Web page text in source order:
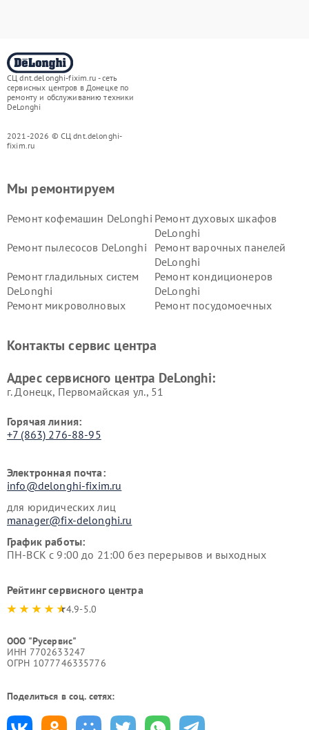
СЦ dnt.delonghi-fixim.ru - сеть
сервисных центров в Донецке по
ремонту и обслуживанию техники
DeLonghi
2021-2026 © СЦ dnt.delonghi-
fixim.ru
Мы ремонтируем
Ремонт кофемашин DeLonghi Ремонт духовых шкафов
DeLonghi
Ремонт пылесосов DeLonghi
Ремонт варочных панелей
DeLonghi
Ремонт гладильных систем
DeLonghi
Ремонт кондиционеров
DeLonghi
Ремонт микроволновых
Ремонт посудомоечных
DeLonghi
DeLonghi
Контакты сервис центра
Адрес сервисного центра DeLonghi:
г. Донецк, Первомайская ул., 51
Горячая линия:
+7 (863) 276-88-95
Электронная почта:
info@delonghi-fixim.ru
для юридических лиц
manager@fix-delonghi.ru
График работы:
ПН-ВСК с 9:00 до 21:00 без перерывов и выходных
Рейтинг сервисного центра
4.9-5.0
ООО "Русервис"
ИНН 7702633247
ОГРН 1077746335776
Поделиться в соц. сетях: